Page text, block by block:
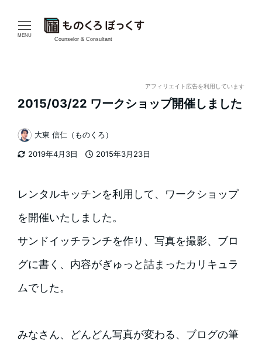
MENU
Counselor & Consultant
アフィリエイト広告を利用しています
2015/03/22 ワークショップ開催しました
2019年4月3日
2015年3月23日
著
者
大東 信仁（ものくろ）
レンタルキッチンを利用して、ワークショップ
を開催いたしました。
サンドイッチランチを作り、写真を撮影、ブロ
グに書く、内容がぎゅっと詰まったカリキュラ
ムでした。
みなさん、どんどん写真が変わる、ブログの筆